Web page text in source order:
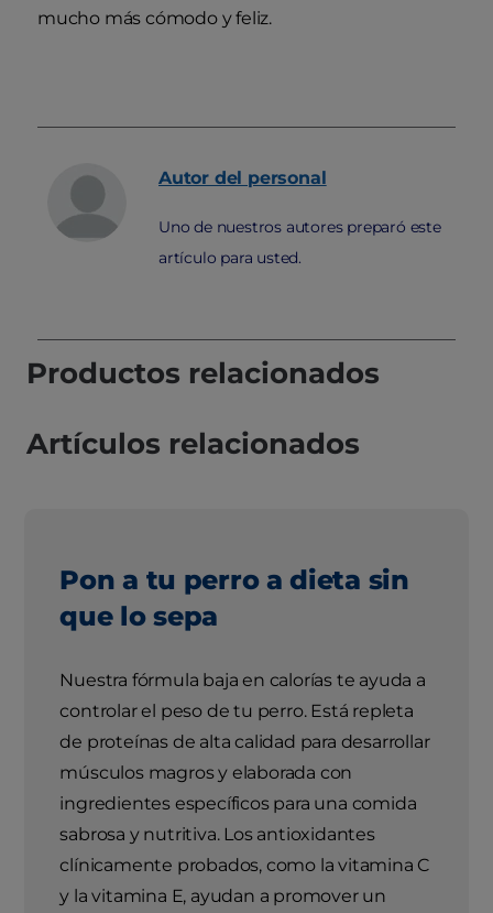
mucho más cómodo y feliz.
Autor del personal
Uno de nuestros autores preparó este
artículo para usted.
Productos relacionados
Artículos relacionados
Pon a tu perro a dieta sin
que lo sepa
Nuestra fórmula baja en calorías te ayuda a
controlar el peso de tu perro. Está repleta
de proteínas de alta calidad para desarrollar
músculos magros y elaborada con
ingredientes específicos para una comida
sabrosa y nutritiva. Los antioxidantes
clínicamente probados, como la vitamina C
y la vitamina E, ayudan a promover un